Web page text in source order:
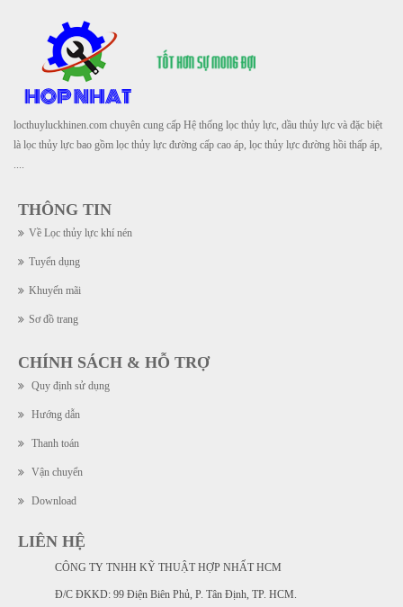
locthuyluckhinen.com chuyên cung cấp Hệ thống lọc thủy lực, dầu thủy lực và đặc biệt
là lọc thủy lực bao gồm lọc thủy lực đường cấp cao áp, lọc thủy lực đường hồi thấp áp,
THÔNG TIN
Về Lọc thủy lực khí nén
Tuyển dụng
Khuyến mãi
Sơ đồ trang
CHÍNH SÁCH & HỖ TRỢ
Quy định sử dụng
Hướng dẫn
Thanh toán
Vận chuyển
Download
LIÊN HỆ
CÔNG TY TNHH KỸ THUẬT HỢP NHẤT HCM
Đ/C ĐKKD: 99 Điện Biên Phủ, P. Tân Định, TP. HCM.